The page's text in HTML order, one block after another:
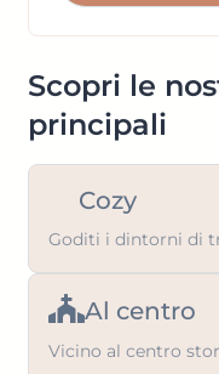
Scopri le
principali
Cozy
Goditi i dintorni di
Al centro
Vicino al centro
keyboard
shortcuts
for
changing
dates.